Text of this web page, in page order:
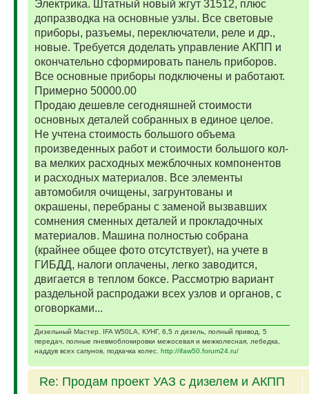
Электрика. Штатный новый жгут 31512, плюс
допразводка на основные узлы. Все световые
приборы, разъемы, переключатели, реле и др.,
новые. Требуется доделать управление АКПП и
окончательно сформировать панель приборов.
Все основные приборы подключены и работают.
Примерно 50000.00
Продаю дешевле сегодняшней стоимости
основных деталей собранных в единое целое.
Не учтена стоимость большого объема
произведенных работ и стоимости большого кол-
ва мелких расходных межблочных компонентов
и расходных материалов. Все элементы
автомобиля очищены, загрунтованы и
окрашены, перебраны с заменой вызвавших
сомнения сменных деталей и прокладочных
материалов. Машина полностью собрана
(крайнее общее фото отсутствует), на учете в
ГИБДД, налоги оплачены, легко заводится,
двигается в теплом боксе. Рассмотрю вариант
раздельной распродажи всех узлов и органов, с
оговорками...
Дизельный Мастер. IFA W50LA, КУНГ, 6,5 л дизель, полный привод, 5
передач, полные пневмоблокировки межосевая и межколесная, лебедка,
наддув всех сапунов, подкачка колес. http://ifaw50.forum24.ru/
Re: Продам проект УАЗ с дизелем и АКПП